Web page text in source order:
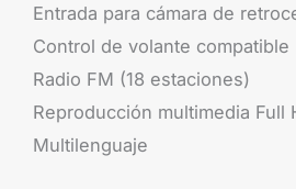
Entrada para cámara de
Control de volante compatible
Radio FM (18 estaciones)
Reproducción multimedia Full
Multilenguaje